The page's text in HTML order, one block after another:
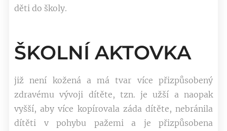
děti do školy.
ŠKOLNÍ AKTOVKA
již není kožená a má tvar více přizpůsobený
zdravému vývoji dítěte, tzn. je užší a naopak
vyšší, aby více kopírovala záda dítěte, nebránila
dítěti v pohybu pažemi a je přizpůsobena